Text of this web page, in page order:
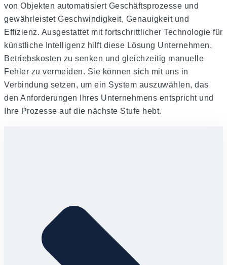
von Objekten automatisiert Geschäftsprozesse und
gewährleistet Geschwindigkeit, Genauigkeit und
Effizienz. Ausgestattet mit fortschrittlicher Technologie für
künstliche Intelligenz hilft diese Lösung Unternehmen,
Betriebskosten zu senken und gleichzeitig manuelle
Fehler zu vermeiden. Sie können sich mit uns in
Verbindung setzen, um ein System auszuwählen, das
den Anforderungen Ihres Unternehmens entspricht und
Ihre Prozesse auf die nächste Stufe hebt.